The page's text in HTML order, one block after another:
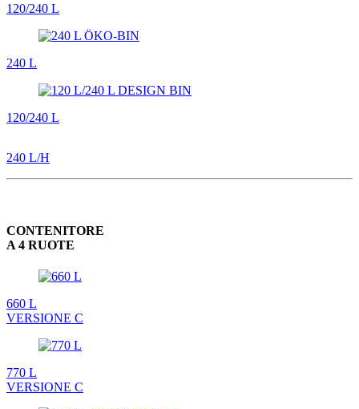
120/240 L
240 L
120/240 L
240 L/H
CONTENITORE
A 4 RUOTE
660 L
VERSIONE C
770 L
VERSIONE C